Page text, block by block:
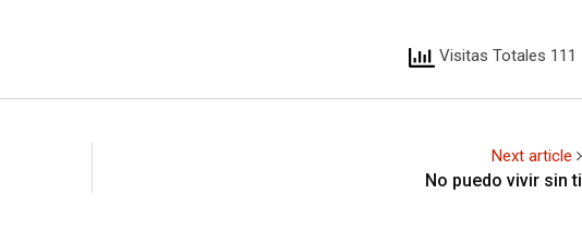
Visitas Totales 111
Next article
No puedo vivir sin ti